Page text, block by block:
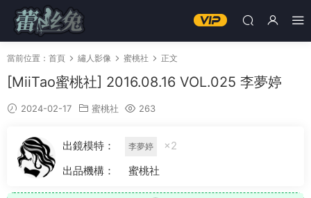
當前位置： 首頁 繡人影像 蜜桃社 正文
[MiiTao蜜桃社] 2016.08.16 VOL.025 李夢婷
2024-02-17 蜜桃社 263
出鏡模特： 李夢婷
×2
出品機構：
蜜桃社